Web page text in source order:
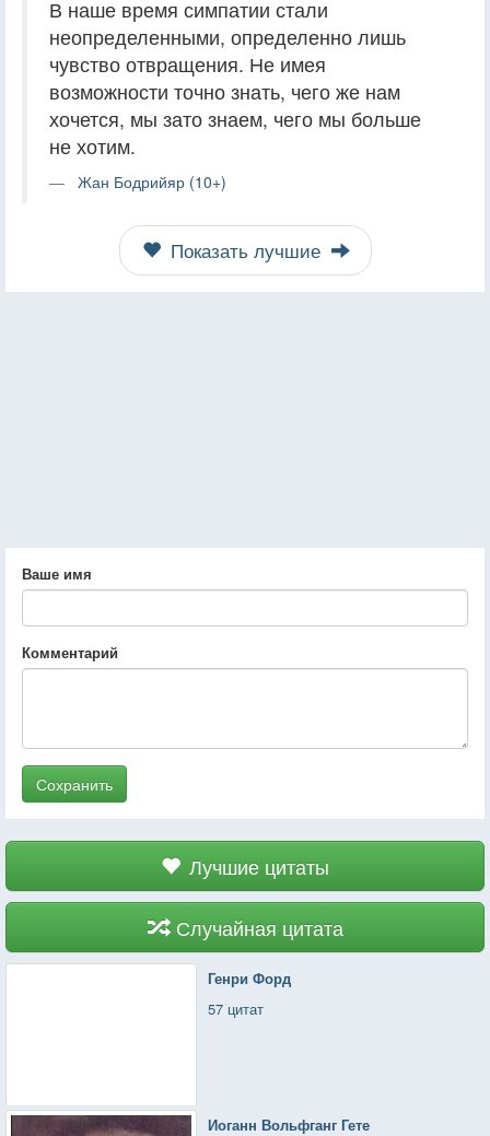
В наше время симпатии стали
неопределенными, определенно лишь
чувство отвращения. Не имея
возможности точно знать, чего же нам
хочется, мы зато знаем, чего мы больше
не хотим.
Жан Бодрийяр (10+)
Показать лучшие
Ваше имя
Комментарий
Сохранить
Лучшие цитаты
Случайная цитата
Генри Форд
57 цитат
Иоганн Вольфганг Гете